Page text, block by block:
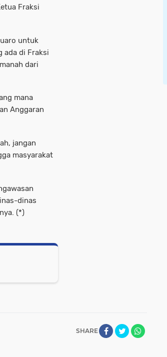
Fraksi
untuk
ada di Fraksi
dari
mana
Anggaran
jangan
masyarakat
dinas
(*)
SHARE